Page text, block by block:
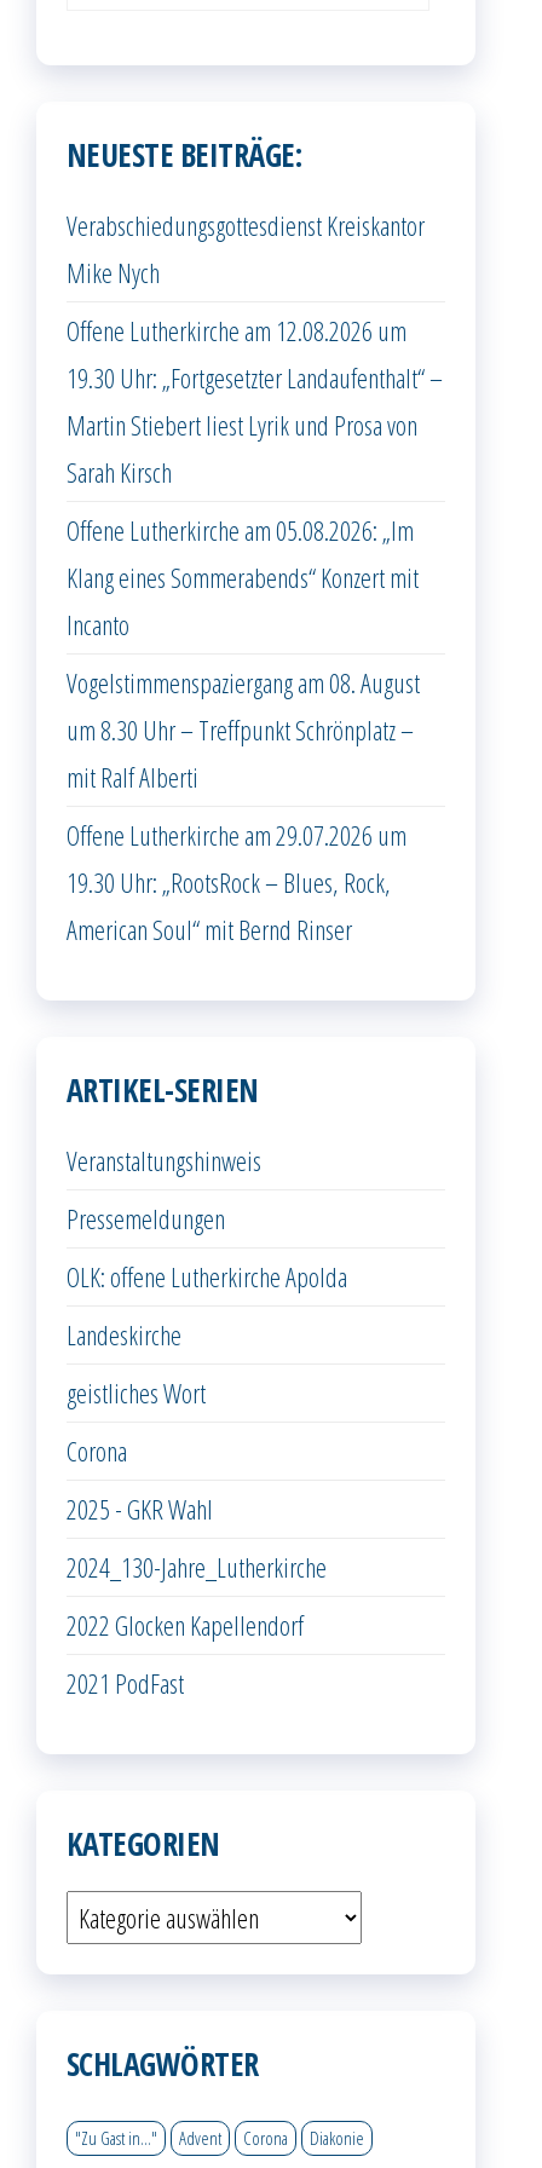
NEUESTE BEITRÄGE:
Verabschiedungsgottesdienst Kreiskantor
Mike Nych
Offene Lutherkirche am 12.08.2026 um
19.30 Uhr: „Fortgesetzter Landaufenthalt“ –
Martin Stiebert liest Lyrik und Prosa von
Sarah Kirsch
Offene Lutherkirche am 05.08.2026: „Im
Klang eines Sommerabends“ Konzert mit
Incanto
Vogelstimmenspaziergang am 08. August
um 8.30 Uhr – Treffpunkt Schrönplatz –
mit Ralf Alberti
Offene Lutherkirche am 29.07.2026 um
19.30 Uhr: „RootsRock – Blues, Rock,
American Soul“ mit Bernd Rinser
ARTIKEL-SERIEN
Veranstaltungshinweis
Pressemeldungen
OLK: offene Lutherkirche Apolda
Landeskirche
geistliches Wort
Corona
2025 - GKR Wahl
2024_130-Jahre_Lutherkirche
2022 Glocken Kapellendorf
2021 PodFast
KATEGORIEN
Kategorien
SCHLAGWÖRTER
"Zu Gast in..." Advent Corona Diakonie